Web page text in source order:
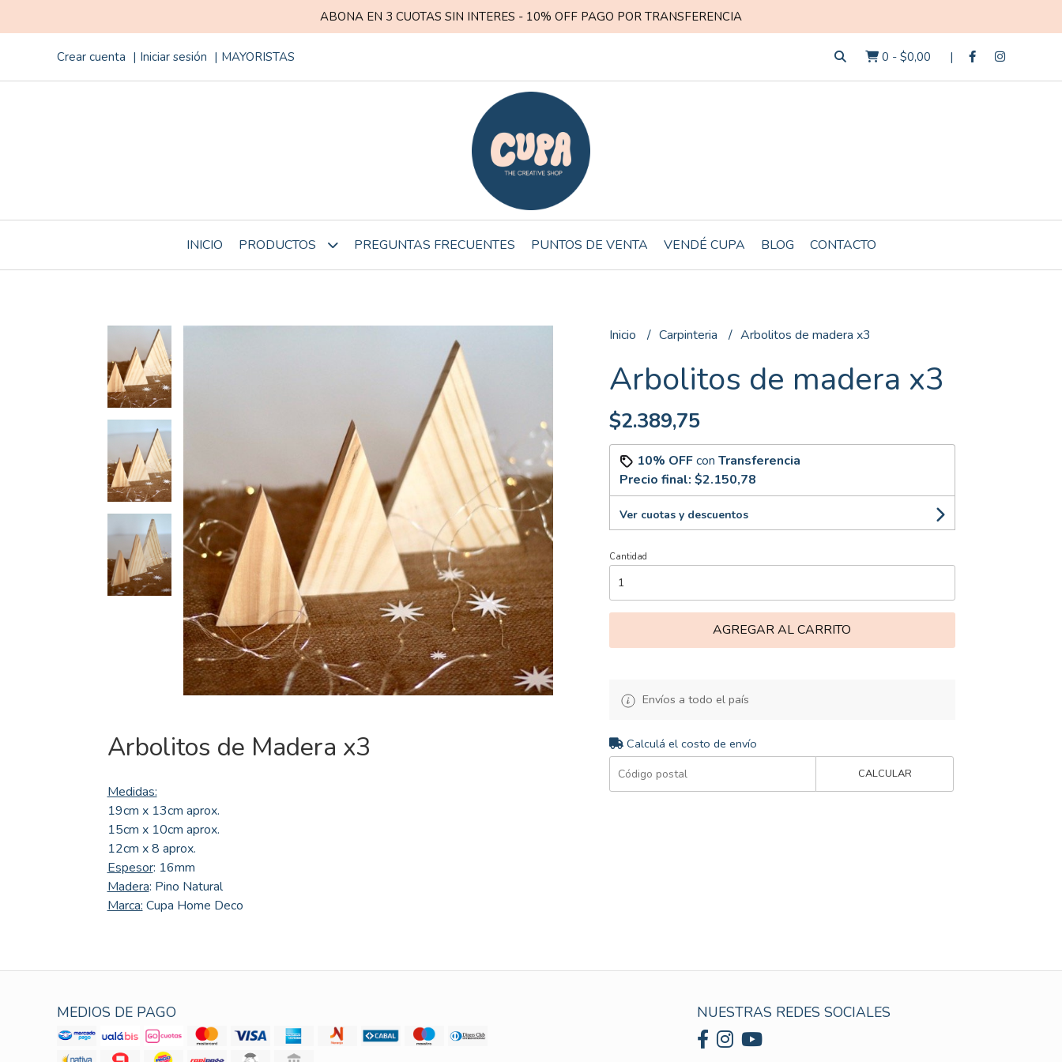
ABONA EN 3 CUOTAS SIN INTERES - 10% OFF PAGO POR TRANSFERENCIA
Crear cuenta Iniciar sesión MAYORISTAS 0 - $0,00
INICIO PRODUCTOS PREGUNTAS FRECUENTES PUNTOS DE VENTA VENDÉ CUPA BLOG CONTACTO
Arbolitos de Madera x3
Medidas:
19cm x 13cm aprox.
15cm x 10cm aprox.
12cm x 8 aprox.
Espesor: 16mm
Madera: Pino Natural
Marca: Cupa Home Deco
Inicio Carpinteria Arbolitos de madera x3
Arbolitos de madera x3
$2.389,75
10% OFFcon Transferencia
Precio final: $2.150,78
Ver cuotas y descuentos
Cantidad
AGREGAR AL CARRITO
Envíos a todo el país
Calculá el costo de envío
CALCULAR
MEDIOS DE PAGO NUESTRAS REDES SOCIALES